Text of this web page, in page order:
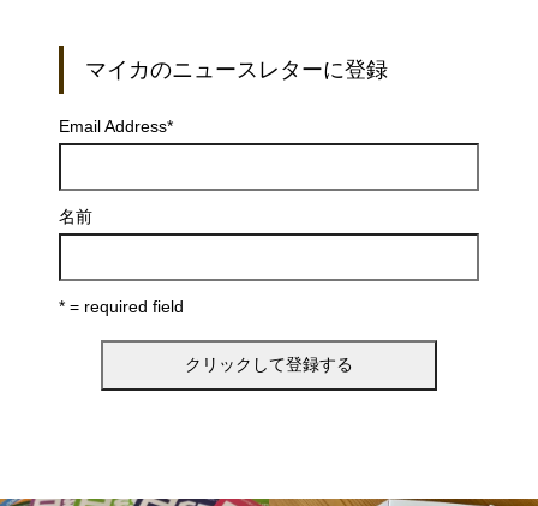
マイカのニュースレターに登録
Email Address*
名前
* = required field